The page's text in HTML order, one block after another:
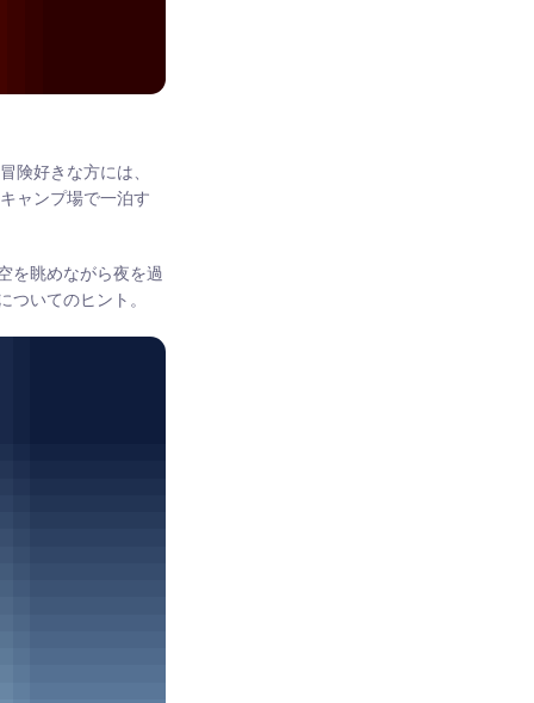
険好きな方には、
ャンプ場で一泊す
を眺めながら夜を過
ついてのヒント。